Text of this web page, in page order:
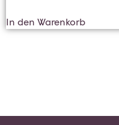
In den Warenkorb